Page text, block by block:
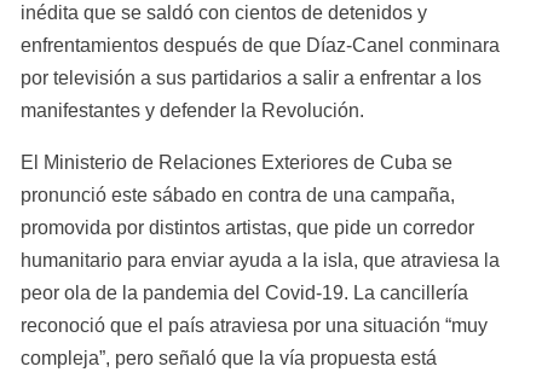
inédita que se saldó con cientos de detenidos y
enfrentamientos después de que Díaz-Canel conminara
por televisión a sus partidarios a salir a enfrentar a los
manifestantes y defender la Revolución.
El Ministerio de Relaciones Exteriores de Cuba se
pronunció este sábado en contra de una campaña,
promovida por distintos artistas, que pide un corredor
humanitario para enviar ayuda a la isla, que atraviesa la
peor ola de la pandemia del Covid-19. La cancillería
reconoció que el país atraviesa por una situación “muy
compleja”, pero señaló que la vía propuesta está